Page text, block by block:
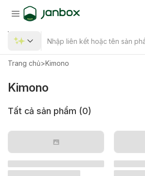
Trang chủ>Kimono
Kimono
Tất cả sản phẩm (0)